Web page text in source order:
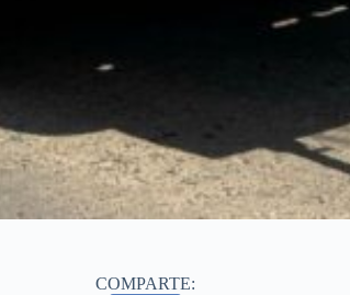
COMPARTE: